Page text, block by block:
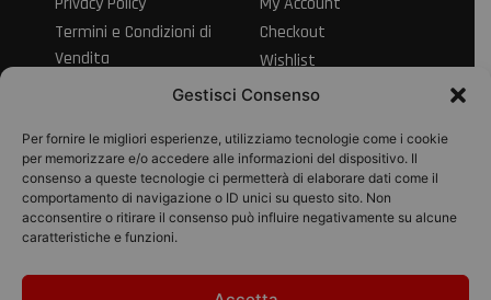
Gestisci Consenso
Per fornire le migliori esperienze, utilizziamo tecnologie come i cookie
per memorizzare e/o accedere alle informazioni del dispositivo. Il
consenso a queste tecnologie ci permetterà di elaborare dati come il
comportamento di navigazione o ID unici su questo sito. Non
acconsentire o ritirare il consenso può influire negativamente su alcune
caratteristiche e funzioni.
Termini e Condizioni di
Vendita
Informativa sul Diritto
Checkout
Wishlist
Spedizioni e resi
pagamento
Pagamenti